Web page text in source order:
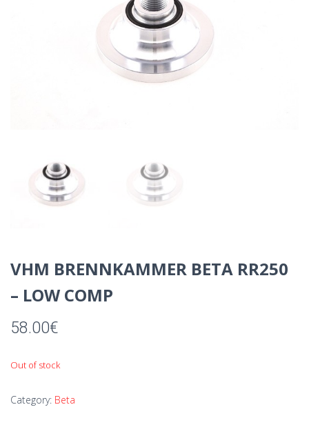
VHM BRENNKAMMER BETA RR250
– LOW COMP
58.00€
Out of stock
Category: Beta